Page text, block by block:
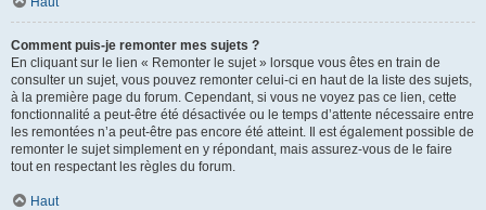
Comment puis-je remonter mes sujets ?
En cliquant sur le lien « Remonter le sujet » lorsque vous êtes en train de
consulter un sujet, vous pouvez remonter celui-ci en haut de la liste des sujets,
à la première page du forum. Cependant, si vous ne voyez pas ce lien, cette
fonctionnalité a peut-être été désactivée ou le temps d’attente nécessaire entre
les remontées n’a peut-être pas encore été atteint. Il est également possible de
remonter le sujet simplement en y répondant, mais assurez-vous de le faire
tout en respectant les règles du forum.
Haut